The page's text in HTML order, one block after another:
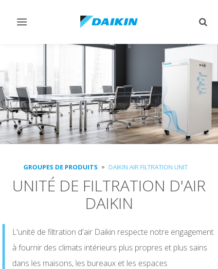
Afficher/masquer
GROUPES DE PRODUITS DAIKIN AIR FILTRATION UNIT
UNITÉ DE FILTRATION D'AIR
DAIKIN
L'unité de filtration d'air Daikin respecte notre engagement
à fournir des climats intérieurs plus propres et plus sains
dans les maisons, les bureaux et les espaces